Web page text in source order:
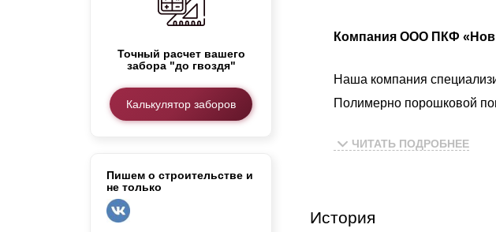
Забор на участок 10 соток
Заборы и ограждения для дома
ВЫБОР
Высокие
Точный расчет вашего
забора "до гвоздя"
Калькулятор заборов
Пишем о строительстве и
не только
Компания ООО ПКФ
Наша компания
Полимерно порошковой
Мы обладаем большим
ЧИТАТЬ ПОДРОБНЕЕ
История